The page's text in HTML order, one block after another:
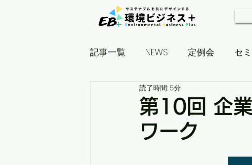
記事一覧 NEWS 定例会 セ
見学ツアー Manami's Salon
第10回 企
ワーク
読了時間: 5分